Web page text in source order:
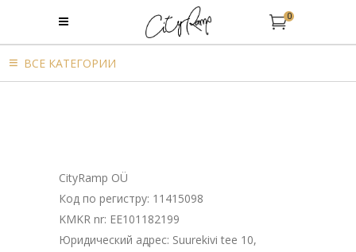
0
BСЕ КАТЕГОРИИ
CityRamp OÜ
Код по регистру: 11415098
KMKR nr: EE101182199
Юридический адрес: Suurekivi tee 10,